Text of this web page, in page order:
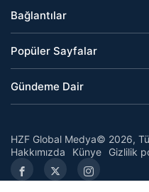
Bağlantılar
Popüler Sayfalar
Gündeme Dair
HZF Global Medya© 2026,
Hakkımızda
Künye Gizlilik